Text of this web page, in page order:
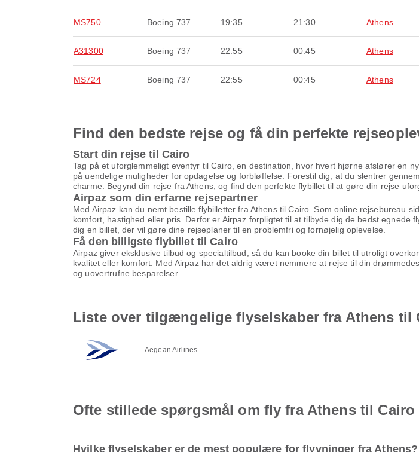
MS750 Boeing 737 19:35 21:30 Athens
A31300 Boeing 737 22:55 00:45 Athens
MS724 Boeing 737 22:55 00:45 Athens
Find den bedste rejse og få din perfekte
Start din rejse til Cairo
Tag på et uforglemmeligt eventyr til Cairo, en destination, hvor hvert hjørne afslører en
på uendelige muligheder for opdagelse og forbløffelse. Forestil dig, at du slentrer
charme. Begynd din rejse fra Athens, og find den perfekte flybillet til at gøre din rejse
Airpaz som din erfarne rejsepartner
Med Airpaz kan du nemt bestille flybilletter fra Athens til Cairo. Som online rejsebureau
komfort, hastighed eller pris. Derfor er Airpaz forpligtet til at tilbyde dig de bedst
dig en billet, der vil gøre dine rejseplaner til en problemfri og fornøjelig oplevelse.
Få den billigste flybillet til Cairo
Airpaz giver eksklusive tilbud og specialtilbud, så du kan booke din billet til utroligt
kvalitet eller komfort. Med Airpaz har det aldrig været nemmere at rejse til din
og uovertrufne besparelser.
Liste over tilgængelige flyselskaber fra Athens til
Aegean Airlines
Ofte stillede spørgsmål om fly fra Athens til Cairo
Hvilke flyselskaber er de mest populære for flyvninger fra Athens?